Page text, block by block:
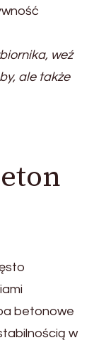
weź
ale także
betonowe
w